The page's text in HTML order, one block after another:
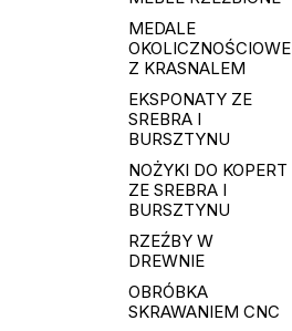
MEDALE
OKOLICZNOŚCIOWE
Z KRASNALEM
EKSPONATY ZE
SREBRA I
BURSZTYNU
NOŻYKI DO KOPERT
ZE SREBRA I
BURSZTYNU
RZEŹBY W
DREWNIE
OBRÓBKA
SKRAWANIEM CNC